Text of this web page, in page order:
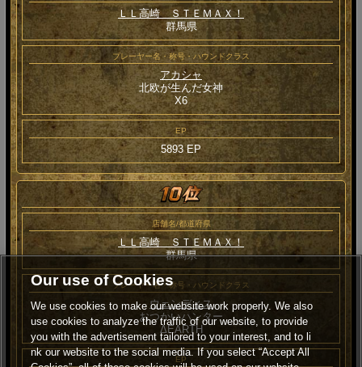
ＬＬ高崎 ＳＴＥＭＡＸ！
群馬県
プレーヤー名・称号・ハウンドクラス
アカシャ
北欧が生んだ女神
Χ6
EP
5893 EP
店舗名/都道府県
ＬＬ高崎 ＳＴＥＭＡＸ！
群馬県
プレーヤー名・称号・ハウンドクラス
ウェンディス
おつかいハンター
ΔEARTH
EP
Our use of Cookies
We use cookies to make our website work properly. We also
use cookies to analyze the traffic of our website, to provide
you with the advertisement tailored to your interest, and to li
nk our website to the social media. If you select “Accept All